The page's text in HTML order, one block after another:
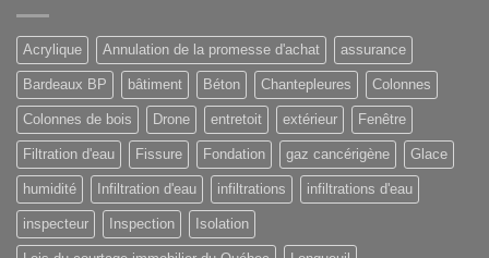
Acrylique Annulation de la promesse d'achat assurance
Bardeaux BP bâtiment Béton Chantepleures Colonnes
Colonnes de bois Drone entretoit extérieur Fenêtre
Filtration d'eau Fissure Fondation gaz cancérigène Glace
humidité Infiltration d'eau infiltrations infiltrations d'eau
inspecteur Inspection Isolation